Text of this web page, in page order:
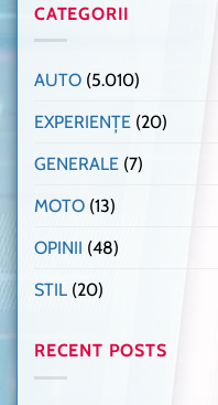
CATEGORII
AUTO (5.010)
EXPERIENȚE (20)
GENERALE (7)
MOTO (13)
OPINII (48)
STIL (20)
RECENT POSTS